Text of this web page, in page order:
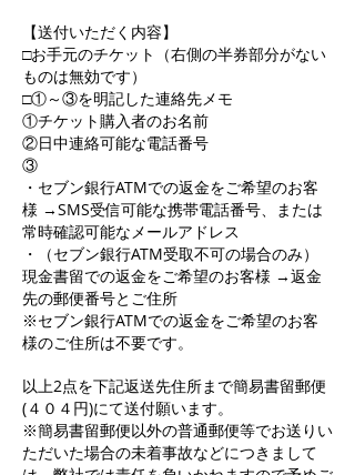
【送付いただく内容】
□お手元のチケット（右側の半券部分がない
ものは無効です）
□①～③を明記した連絡先メモ
①チケット購入者のお名前
②日中連絡可能な電話番号
③
・セブン銀行ATMでの返金をご希望のお客
様 →SMS受信可能な携帯電話番号、または
常時確認可能なメールアドレス
・（セブン銀行ATM受取不可の場合のみ）
現金書留での返金をご希望のお客様 →返金
先の郵便番号とご住所
※セブン銀行ATMでの返金をご希望のお客
様のご住所は不要です。
以上2点を下記返送先住所まで簡易書留郵便
(４０４円)にて送付願います。
※簡易書留郵便以外の普通郵便等でお送りい
ただいた場合の未着事故などにつきまして